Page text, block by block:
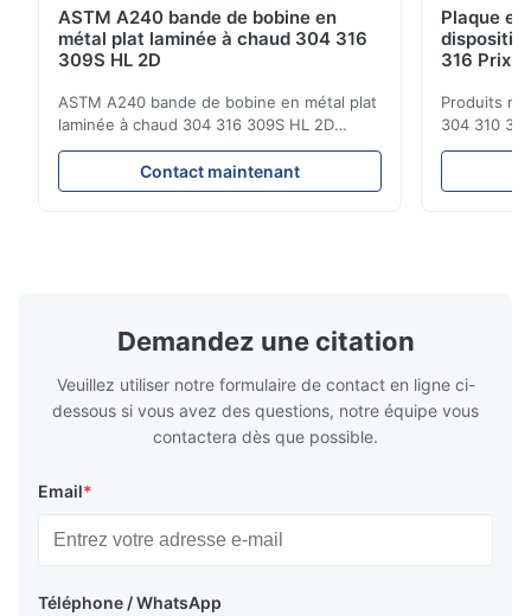
applications.
Michael
Oct 29.2025
Good quality stainless steel coil. The delivery was on time and
ASTM A240 bande de bobine en
métal plat laminée à chaud 304 316
309S HL 2D
ASTM A240 bande de bobine en métal plat
laminée à chaud 304 316 309S HL 2D
Résistant à la corrosion à chaud ou à froid
Spécifications du produit Nom du produit
Coil / bande en acier inoxydable
Contact maintenant
Plaque
316 Prix
Produits
304 310
304 316
Demandez une citation
Veuillez utiliser notre formulaire de contact en ligne ci-
dessous si vous avez des questions, notre équipe vous
contactera dès que possible.
Email*
Téléphone / WhatsApp